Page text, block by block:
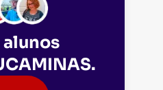
alunos
.